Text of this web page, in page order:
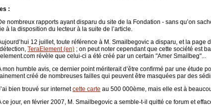
:
nombreux rapports ayant disparu du site de la Fondation - sans qu’on
à la disposition du lecteur à la suite de l’article.
12 juillet, toute référence à M. Smailbegovic a disparu, et la
TeraElement (en) ; on peut noter cependant que cette société est
révèle que celui-ci a été créé par un certain "Amer Smailbeg"...
mon humble avis, ce dernier point mériterait d’être confirmé par une étude
créé de nombreuses failles qui peuvent être masquées par des
bien trouvé sur internetcette carte au 500 000ème, mais elle est à
ce jour, en février 2007, M. Smailbegovic a semble-t-il quitté ce forum et